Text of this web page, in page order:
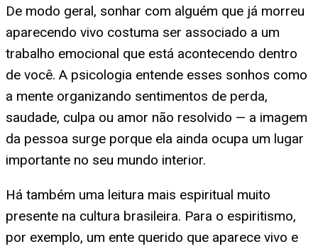
De modo geral, sonhar com alguém que já morreu
aparecendo vivo costuma ser associado a um
trabalho emocional que está acontecendo dentro
de você. A psicologia entende esses sonhos como
a mente organizando sentimentos de perda,
saudade, culpa ou amor não resolvido — a imagem
da pessoa surge porque ela ainda ocupa um lugar
importante no seu mundo interior.
Há também uma leitura mais espiritual muito
presente na cultura brasileira. Para o espiritismo,
por exemplo, um ente querido que aparece vivo e